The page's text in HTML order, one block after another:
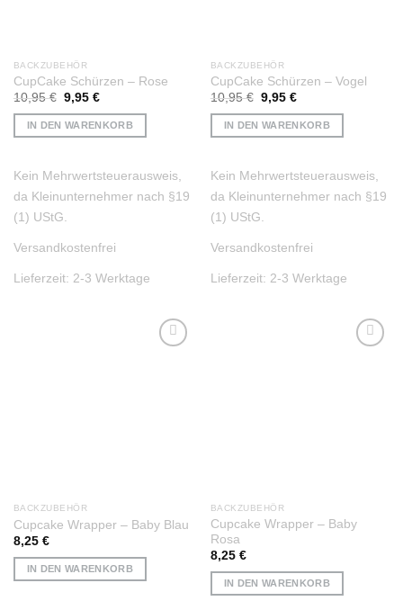
BACKZUBEHÖR
CupCake Schürzen – Rose
10,95€ Ursprünglicher
war:
10,95 €
9,95 €Aktueller
ist:
9,95 €.
IN DEN WARENKORB
Kein Mehrwertsteuerausweis,
da Kleinunternehmer nach §19
(1) UStG.
Versandkostenfrei
Lieferzeit: 2-3 Werktage
BACKZUBEHÖR
CupCake Schürzen – Vogel
10,95€ Ursprünglicher
war:
10,95 €
9,95 €Aktueller
ist:
9,95 €.
IN DEN WARENKORB
Kein Mehrwertsteuerausweis,
da Kleinunternehmer nach §19
(1) UStG.
Versandkostenfrei
Lieferzeit: 2-3 Werktage
BACKZUBEHÖR
Cupcake Wrapper – Baby Blau
8,25 €
IN DEN WARENKORB
BACKZUBEHÖR
Cupcake Wrapper – Baby
Rosa
8,25 €
IN DEN WARENKORB